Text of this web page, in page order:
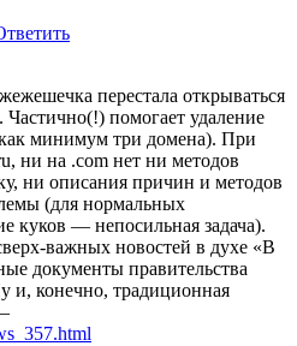
перестала открываться
Частично(!) помогает удаление
минимум три домена). При
ни на .com нет ни методов
ни описания причин и методов
(для нормальных
куков — непосильная задача).
важных новостей в духе «В
документы правительства
конечно, традиционная